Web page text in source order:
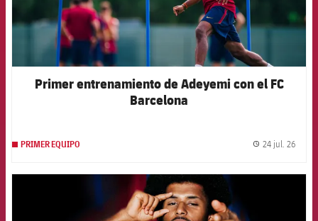
Primer entrenamiento de Adeyemi con el FC
Barcelona
PRIMER EQUIPO 24 jul. 26
FCB Barcelona badge